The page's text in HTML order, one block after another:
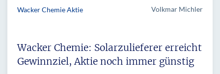
Wacker Chemie Aktie Volkmar Michler
Wacker Chemie: Solarzulieferer erreicht
Gewinnziel, Aktie noch immer günstig